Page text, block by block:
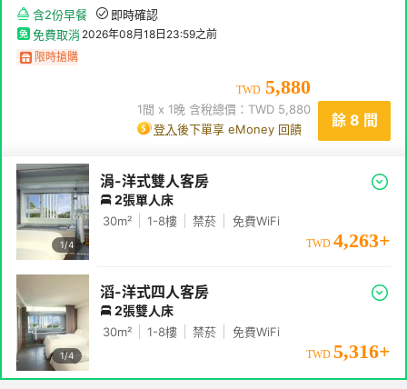
含2份早餐
即時確認
免費取消 2026年08月18日23:59之前
限時搶購
TWD 5,880
1間 x 1晚 含稅總價：TWD 5,880
登入後下單享 eMoney 回饋 餘 8 間
1/4
涓-洋式雙人客房
2張單人床
30m² 1-8樓 禁菸 免費WiFi
TWD 4,263+
1/4
滔-洋式四人客房
2張雙人床
30m² 1-8樓 禁菸 免費WiFi
TWD 5,316+